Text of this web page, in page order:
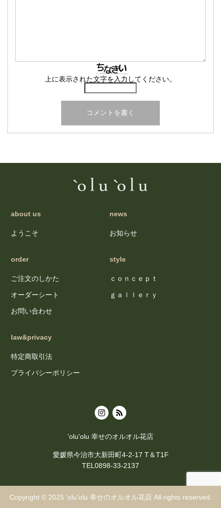
上に表示された文字を入力してください。
about us
ようこそ
news
お知らせ
order
ご注文のしかた
オーダーシート
お問い合わせ
style
ｃｏｎｃｅｐｔ
ｇａｌｌｅｒｙ
law&privacy
特定商取引法
プライバシーポリシー
'olu'olu 幸せのオルオル花店
愛媛県今治市大新田町4-2-17 T＆T1F
TEL0898-33-2137
Copyright © 2025 'olu'olu 幸せのオルオル花店 All rights reserved.